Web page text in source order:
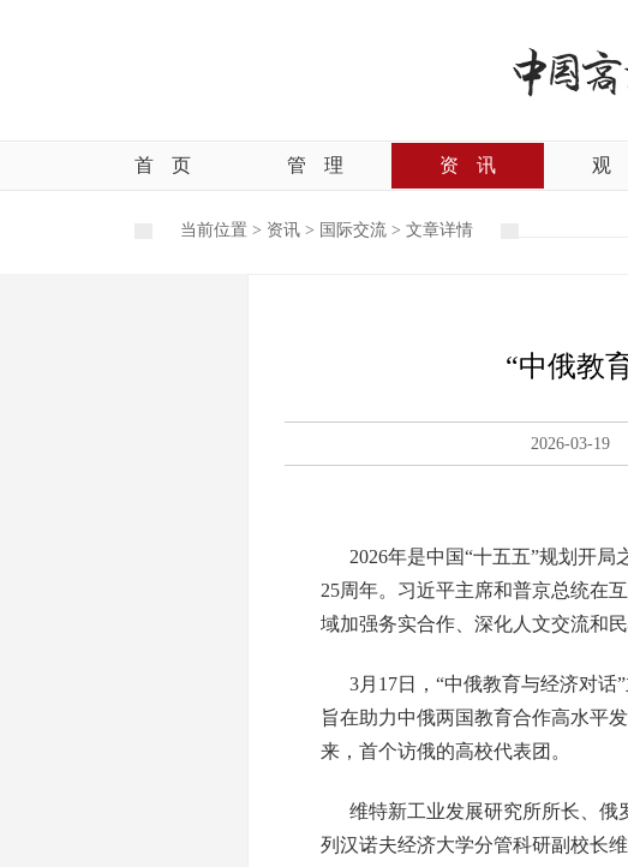
首 页 管 理 资 讯 观
当前位置 > 资讯 > 国际交流 > 文章详情
“中俄教
2026-03-19
2026年是中国“十五五”规划开局
25周年。习近平主席和普京总统在
域加强务实合作、深化人文交流和
3月17日，“中俄教育与经济对话
旨在助力中俄两国教育合作高水平
来，首个访俄的高校代表团。
维特新工业发展研究所所长、俄
列汉诺夫经济大学分管科研副校长